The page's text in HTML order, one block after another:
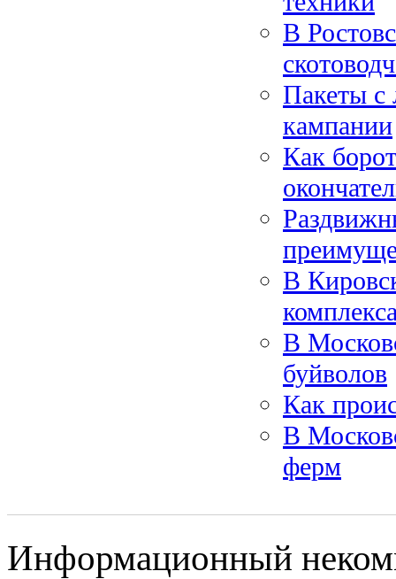
В
Пакеты с
кампании
Как
В
В
буйволов
Как
В
ферм
Информационный